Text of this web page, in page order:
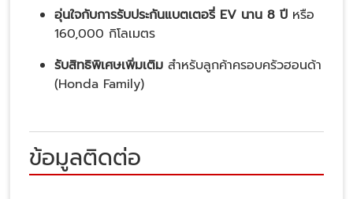
อุ่นใจกับการรับประกันแบตเตอรี่ EV นาน 8 ปี หรือ
160,000 กิโลเมตร
รับสิทธิพิเศษเพิ่มเติม สำหรับลูกค้าครอบครัวฮอนด้า
(Honda Family)
ข้อมูลติดต่อ